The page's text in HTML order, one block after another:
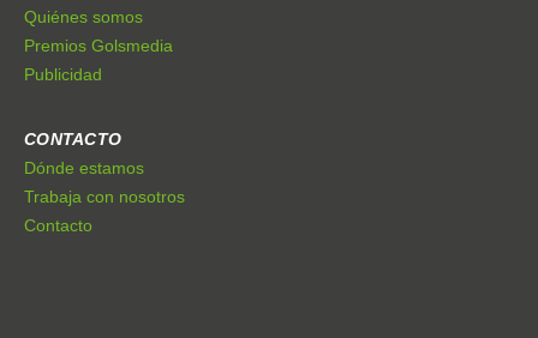
Quiénes somos
Premios Golsmedia
Publicidad
CONTACTO
Dónde estamos
Trabaja con nosotros
Contacto